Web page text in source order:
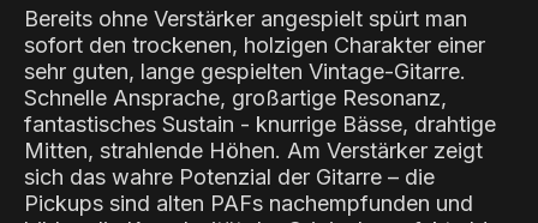
Bereits ohne Verstärker angespielt spürt man
sofort den trockenen, holzigen Charakter einer
sehr guten, lange gespielten Vintage-Gitarre.
Schnelle Ansprache, großartige Resonanz,
fantastisches Sustain - knurrige Bässe, drahtige
Mitten, strahlende Höhen. Am Verstärker zeigt
sich das wahre Potenzial der Gitarre – die
Pickups sind alten PAFs nachempfunden und